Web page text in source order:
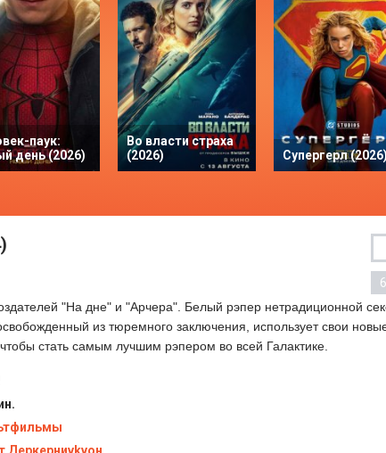
паук:
день (2026)
Во власти страха
(2026)
Супергерл
"На дне" и "Арчера". Белый рэпер нетрадиционной
из тюремного заключения, использует свои
стать самым лучшим рэпером во всей Галактике.